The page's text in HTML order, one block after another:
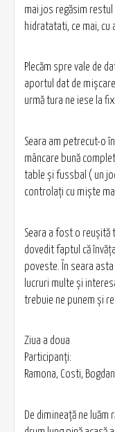
mai jos regăsim
hidratatati, ce mai, cu
Plecăm spre vale de
aportul dat de
urmă tura ne iese la
Seara am petrecut-o
mâncare bună
table şi fussbal ( un
controlaţi cu mişte
Seara a fost o reuşită
dovedit faptul că
poveste. În seara
lucruri multe şi
trebuie ne punem şi
Ziua a doua
Participanţi:
Ramona, Costi,
De dimineaţă ne luăm